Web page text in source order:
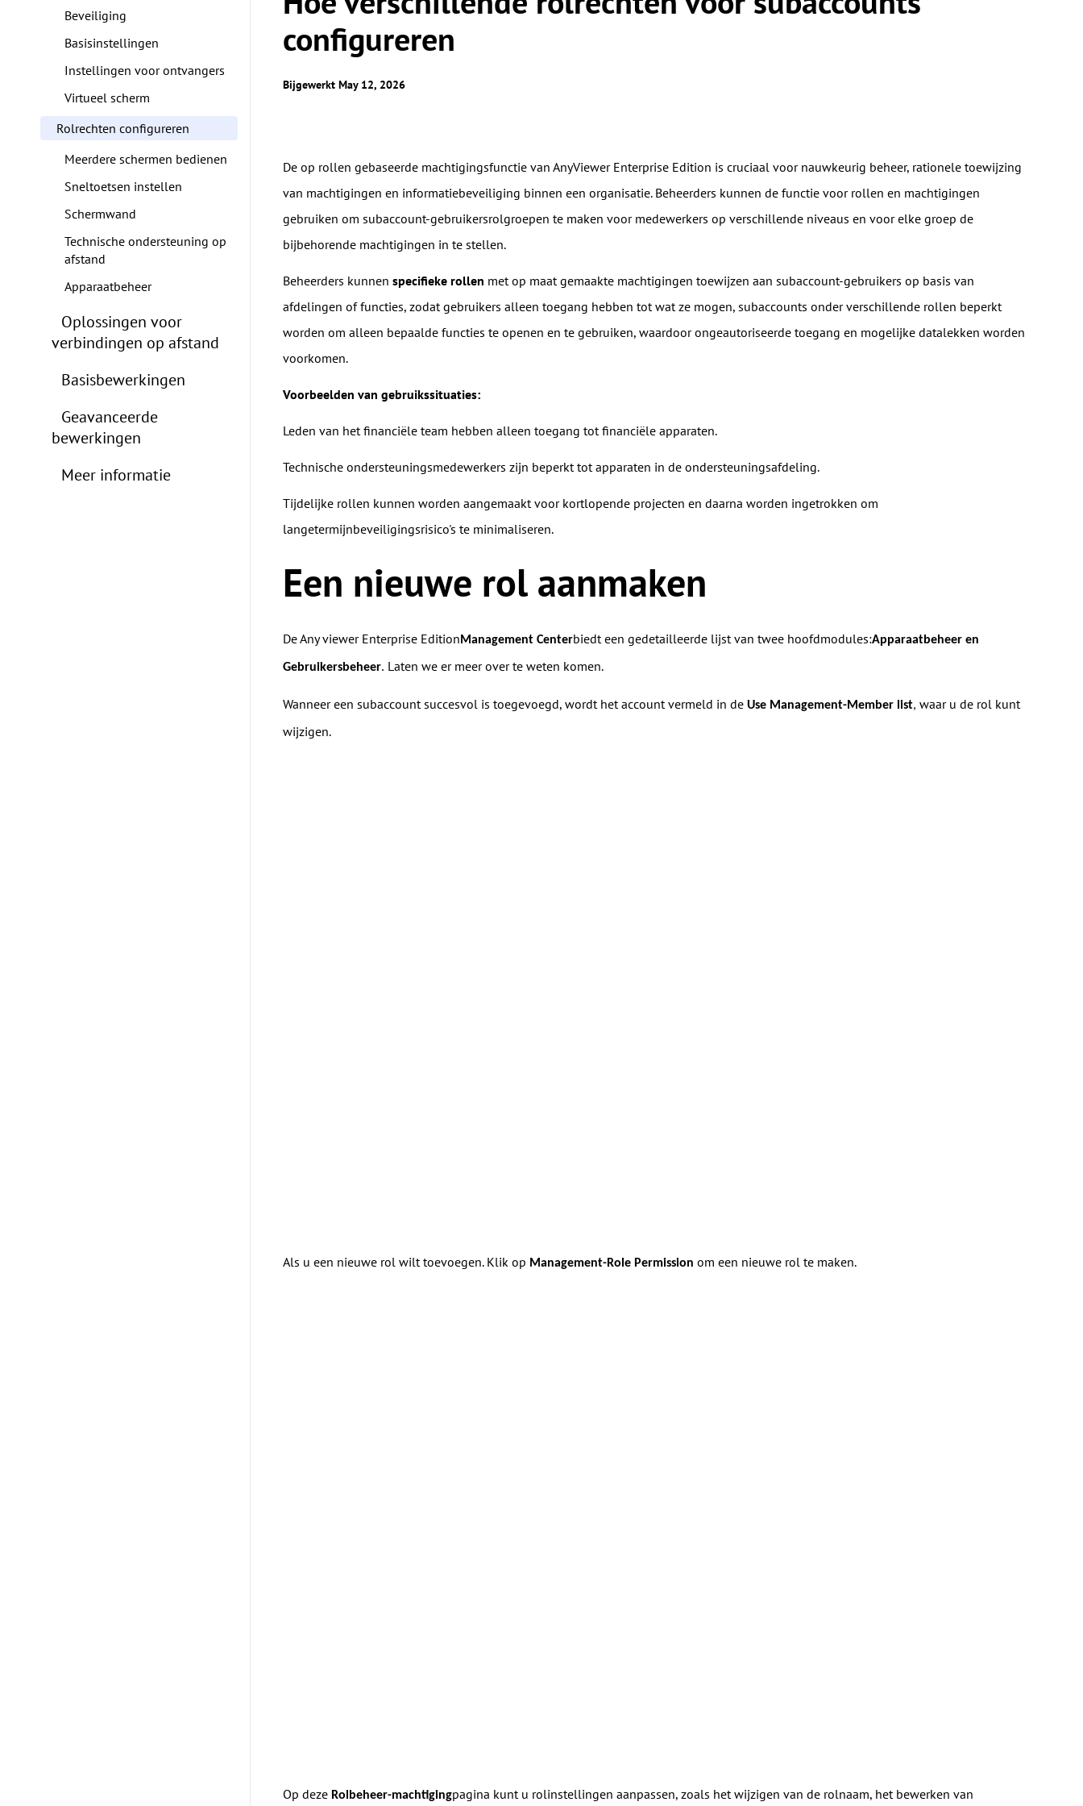
Wereldwijd beheer op afstand
Rolgebaseerd machtigingenbeheer
Beveiliging
Basisinstellingen
Instellingen voor ontvangers
Virtueel scherm
Rolrechten configureren
Meerdere schermen bedienen
Sneltoetsen instellen
Schermwand
Technische ondersteuning op
afstand
Apparaatbeheer
Oplossingen voor
verbindingen op afstand
Basisbewerkingen
Geavanceerde
bewerkingen
Meer informatie
configureren
Bijgewerkt May 12, 2026
De op rollen gebaseerde machtigingsfunctie van AnyViewer Enterprise Edition is cruciaal voor nauwkeurig beheer, rationele toewijzing
van machtigingen en informatiebeveiliging binnen een organisatie. Beheerders kunnen de functie voor rollen en machtigingen
gebruiken om subaccount-gebruikersrolgroepen te maken voor medewerkers op verschillende niveaus en voor elke groep de
bijbehorende machtigingen in te stellen.
Beheerders kunnen specifieke rollen met op maat gemaakte machtigingen toewijzen aan subaccount-gebruikers op basis van
afdelingen of functies, zodat gebruikers alleen toegang hebben tot wat ze mogen, subaccounts onder verschillende rollen beperkt
worden om alleen bepaalde functies te openen en te gebruiken, waardoor ongeautoriseerde toegang en mogelijke datalekken worden
voorkomen.
Voorbeelden van gebruikssituaties:
Leden van het financiële team hebben alleen toegang tot financiële apparaten.
Technische ondersteuningsmedewerkers zijn beperkt tot apparaten in de ondersteuningsafdeling.
Tijdelijke rollen kunnen worden aangemaakt voor kortlopende projecten en daarna worden ingetrokken om
langetermijnbeveiligingsrisico's te minimaliseren.
Een nieuwe rol aanmaken
De Any viewer Enterprise EditionManagementCenterbiedt een gedetailleerde lijst van twee hoofdmodules:Apparaatbeheer en
Gebruikersbeheer. Laten we er meer over te weten komen.
Wanneer een subaccount succesvol is toegevoegd, wordt het account vermeld in de Use Management-Member list, waar u de rol kunt
wijzigen.
Als u een nieuwe rol wilt toevoegen. Klik op Management-Role Permission om een nieuwe rol te maken.
Op deze Rolbeheer-machtigingpagina kunt u rolinstellingen aanpassen, zoals het wijzigen van de rolnaam, het bewerken van